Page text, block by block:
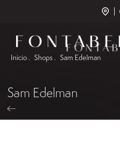
Inicio . Shops . Sam Edelman
Sam Edelman